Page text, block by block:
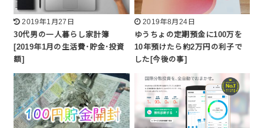
2019年1月27日
30代男の一人暮らし家計簿
[2019年1月の生活費･貯金･投資
額]
2019年8月24日
ゆうちょの定期預金に100万を
10年預けたら約2万円の利子で
した[今後の事]